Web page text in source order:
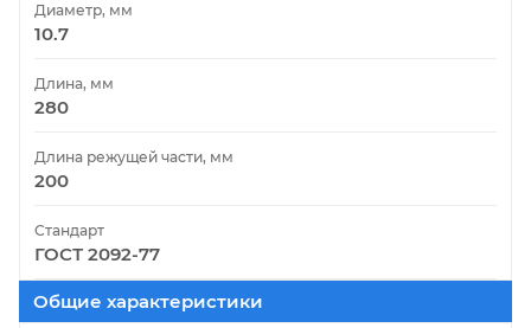
Диаметр, мм
10.7
Длина, мм
280
Длина режущей части, мм
200
Стандарт
ГОСТ 2092-77
Общие характеристики